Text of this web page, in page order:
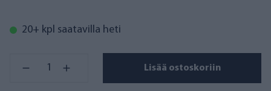
20+ kpl saatavilla heti
Lisää ostoskoriin